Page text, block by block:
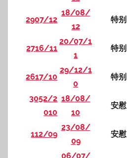
2907/12
18/08/
12
特别
2716/11
20/07/1
1
特别
2617/10
29/12/1
0
特别
3052/2
010
18/08/
10
安慰
112/09
23/08/
09
安慰
06/07/